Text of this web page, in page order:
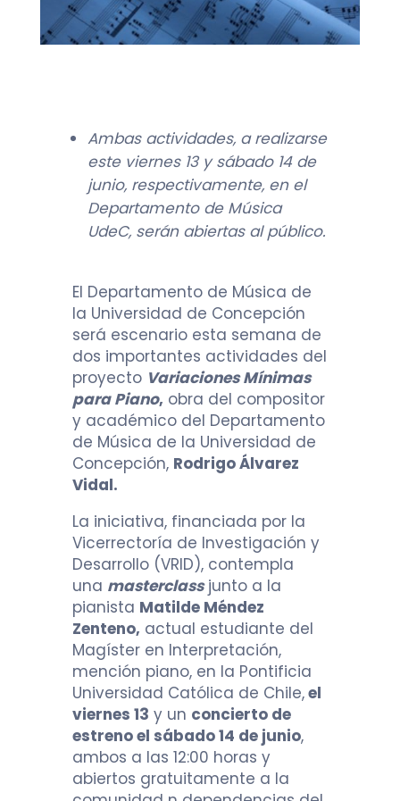
Ambas actividades, a realizarse
este viernes 13 y sábado 14 de
junio, respectivamente, en el
Departamento de Música
UdeC, serán abiertas al público.
El Departamento de Música de
la Universidad de Concepción
será escenario esta semana de
dos importantes actividades del
proyecto Variaciones Mínimas
para Piano, obra del compositor
y académico del Departamento
de Música de la Universidad de
Concepción, Rodrigo Álvarez
Vidal.
La iniciativa, financiada por la
Vicerrectoría de Investigación y
Desarrollo (VRID), contempla
una masterclass junto a la
pianista Matilde Méndez
Zenteno, actual estudiante del
Magíster en Interpretación,
mención piano, en la Pontificia
Universidad Católica de Chile,el
viernes 13 y un concierto de
estreno el sábado 14 de junio,
ambos a las 12:00 horas y
abiertos gratuitamente a la